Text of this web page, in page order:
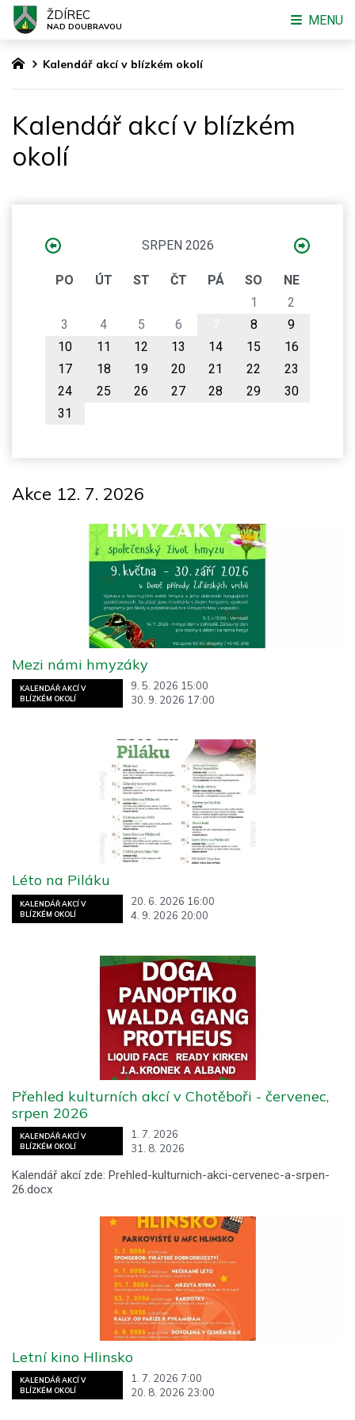
Kalendář akcí v blízkém okolí
Kalendář akcí v blízkém
okolí
SRPEN 2026
PO ÚT ST ČT PÁ SO
NE
1
2
3
4 5 6 8
9
10
11 12 13 14 15
16
17
18 19 20 21 22
23
24
25 26 27 28 29
30
31
Akce 12. 7. 2026
KALENDÁŘ AKCÍ V
BLÍZKÉM OKOLÍ
9. 5. 2026 15:00
30. 9. 2026 17:00
Mezi námi hmyzáky
KALENDÁŘ AKCÍ V
BLÍZKÉM OKOLÍ
20. 6. 2026 16:00
4. 9. 2026 20:00
Léto na Piláku
KALENDÁŘ AKCÍ V
BLÍZKÉM OKOLÍ
1. 7. 2026
31. 8. 2026
Přehled kulturních akcí v Chotěboři - červenec,
srpen 2026
Kalendář akcí zde: Prehled-kulturnich-akci-cervenec-a-srpen-
26.docx
KALENDÁŘ AKCÍ V
BLÍZKÉM OKOLÍ
1. 7. 2026 7:00
20. 8. 2026 23:00
Letní kino Hlinsko
ŽDÍREC
NAD DOUBRAVOU MENU